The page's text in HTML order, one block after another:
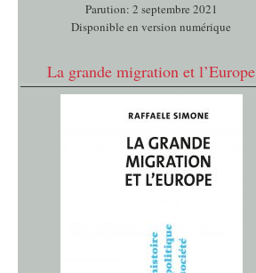
Parution: 2 septembre 2021
Disponible en version numérique
La grande migration et l’Europe